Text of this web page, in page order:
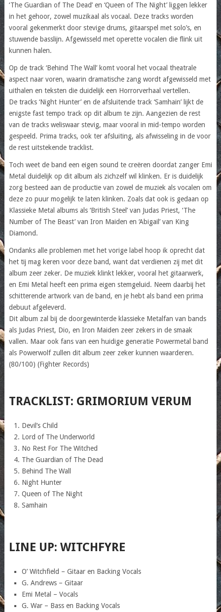
‘The Guardian of The Dead’ en ‘Queen of The Night’ liggen lekker
in het gehoor, zowel muzikaal als vocaal. Deze tracks worden
vooral gekenmerkt door stevige drums, gitaarspel met solo’s, en
stuwende basslijn. Afgewisseld met operette vocalen die flink uit
kunnen halen.
Op de track ‘Behind The Wall’ komt vooral het vocaal theatrale
aspect naar voren, waarin dramatische zang wordt afgewisseld met
uithalen en teksten die duidelijk een Horrorverhaal vertellen.
De tracks ‘Night Hunter’ en de afsluitende track ‘Samhain’ lijkt de
enigste fast tempo track op dit album te zijn. Aangezien de rest
van de tracks weliswaar stevig, maar vooral in mid-tempo worden
gespeeld. Prima tracks, ook ter afsluiting, als afwisseling in de voor
de rest uitstekende tracklist.
Toch weet de band een eigen sound te creëren doordat zanger Emi
Metal duidelijk op dit album als zichzelf wil klinken. Er is duidelijk
zorg besteed aan de productie van zowel de muziek als vocalen om
deze zo puur mogelijk te laten klinken. Zoals dat ook is gedaan op
Klassieke Metal albums als ‘British Steel’ van Judas Priest, ‘The
Number of The Beast’ van Iron Maiden en ‘Abigail’ van King
Diamond.
Ondanks alle problemen met het vorige label hoop ik oprecht dat
het tij mag keren voor deze band, want dat verdienen zij met dit
album zeer zeker. De muziek klinkt lekker, vooral het gitaarwerk,
en Emi Metal heeft een prima eigen stemgeluid. Neem daarbij het
schitterende artwork van de band, en je hebt als band een prima
debuut afgeleverd.
Dit album zal bij de doorgewinterde klassieke Metalfan van bands
als Judas Priest, Dio, en Iron Maiden zeer zekers in de smaak
vallen. Maar ook fans van een huidige generatie Powermetal band
als Powerwolf zullen dit album zeer zeker kunnen waarderen.
(80/100) (Fighter Records)
TRACKLIST: GRIMORIUM VERUM
Devil’s Child
Lord of The Underworld
No Rest For The Witched
The Guardian of The Dead
Behind The Wall
Night Hunter
Queen of The Night
Samhain
LINE UP: WITCHFYRE
O’ Witchfield – Gitaar en Backing Vocals
G. Andrews – Gitaar
Emi Metal – Vocals
G. War – Bass en Backing Vocals